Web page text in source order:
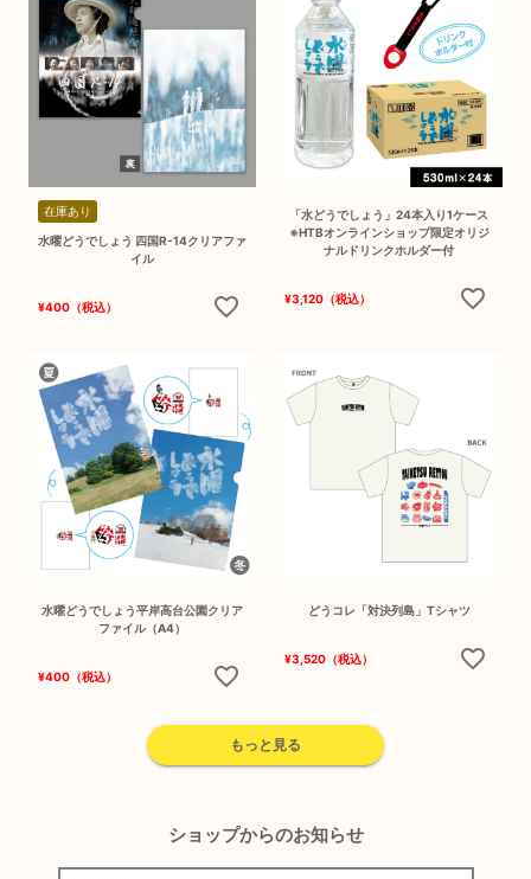
在庫あり
水曜どうでしょう 四国R-14クリアファ
イル
¥400 （税込）
「水どうでしょう」24本入り1ケース
※HTBオンラインショップ限定オリジ
ナルドリンクホルダー付
¥3,120 （税込）
水曜どうでしょう平岸高台公園クリア
ファイル（A4）
¥400 （税込）
どうコレ「対決列島」Tシャツ
¥3,520 （税込）
もっと見る
ショップからのお知らせ